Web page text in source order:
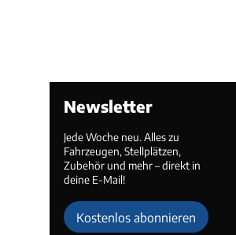
Newsletter
Jede Woche neu. Alles zu
Fahrzeugen, Stellplätzen,
Zubehör und mehr – direkt in
deine E-Mail!
Kostenlos abonnieren